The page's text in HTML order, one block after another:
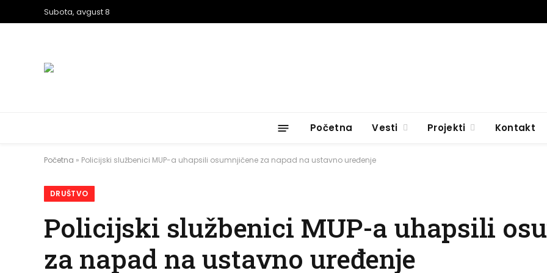
Subota, avgust 8
Početna Vesti Projekti Kontakt
Početna » Policijski službenici MUP-a uhapsili osumnjičene za napad na ustavno uređenje
DRUŠTVO
Policijski službenici MUP-a uhapsili
za napad na ustavno uređenje